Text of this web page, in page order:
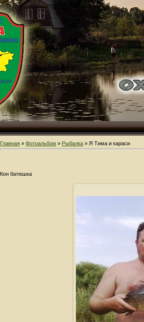
Главная » Фотоальбом » Рыбалка » Я Тима и караси
Кон батюшка